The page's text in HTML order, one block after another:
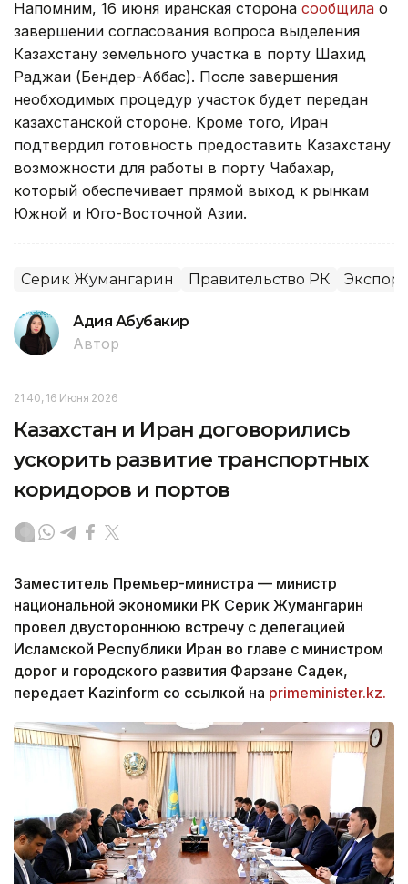
Напомним, 16 июня иранская сторона сообщила о
завершении согласования вопроса выделения
Казахстану земельного участка в порту Шахид
Раджаи (Бендер-Аббас). После завершения
необходимых процедур участок будет передан
казахстанской стороне. Кроме того, Иран
подтвердил готовность предоставить Казахстану
возможности для работы в порту Чабахар,
который обеспечивает прямой выход к рынкам
Южной и Юго-Восточной Азии.
Серик Жумангарин Правительство РК Экспорт
Адия Абубакир
Автор
21:40, 16 Июня 2026
Казахстан и Иран договорились
ускорить развитие транспортных
коридоров и портов
Заместитель Премьер-министра — министр
национальной экономики РК Серик Жумангарин
провел двустороннюю встречу с делегацией
Исламской Республики Иран во главе с министром
дорог и городского развития Фарзане Садек,
передает Kazinform со ссылкой на primeminister.kz.